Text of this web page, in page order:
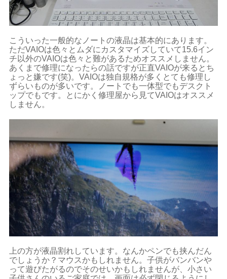
こういった一般的なノートの液晶は基本的にあります。
ただVAIOは色々とムダにカスタマイズしていて15.6イン
チ以外のVAIOは色々と難があるためオススメしません。
あくまで修理になったらの話ですが正直VAIOが来るとち
ょっと嫌です(笑)。VAIOは独自規格が多くとても修理し
ずらいものが多いです。ノートでも一体型でもデスクト
ップでもです。とにかく修理屋から見てVAIOはオススメ
しません。
上の方が液晶割れしています。なんかペンでも挟んだん
でしょうか？マウスかもしれません。子供がバンバンや
って遊びたがるのでそのせいかもしれませんが、小さい